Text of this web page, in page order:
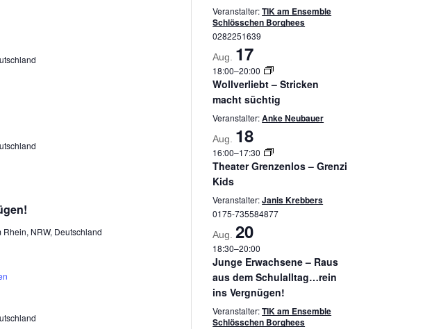
NRW, Deutschland
Veranstalter:TIK am Ensemble
Schlösschen Borghees
0282251639
Aug. 17
18:00–20:00
Wollverliebt – Stricken
macht süchtig
Veranstalter:Anke Neubauer
Aug. 18
16:00–17:30
Theater Grenzenlos – Grenzi
Kids
Veranstalter:Janis Krebbers
0175-735584877
Aug. 20
18:30–20:00
Junge Erwachsene – Raus
aus dem Schulalltag…rein
ins Vergnügen!
Veranstalter:TIK am Ensemble
Schlösschen Borghees